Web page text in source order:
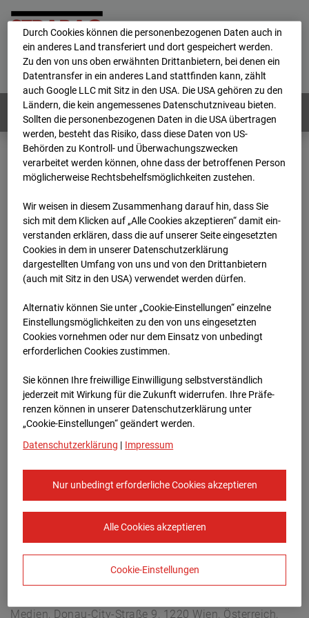
Home E-Mail Impressum
Login
Deutsch / English
Webcams: Alle Länder
Home
Niederlande
BC-153 - Strabag - BV-Amsterdam
Archiv
2026
04 23 12:00
BC-153 - Strabag - BV-
Amsterdam
Hettenheuvelweg 16, 1101 BN Amsterdam
Zur Übersicht
Europe/Amsterdam
Medien, Donau-City-Straße 9, 1220 Wien, Österreich,
Durch Cookies können die personenbezogenen Daten auch in
ein anderes Land transferiert und dort gespeichert werden.
Zu den von uns oben erwähnten Drittanbietern, bei denen ein
Datentransfer in ein anderes Land stattfinden kann, zählt
auch Google LLC mit Sitz in den USA. Die USA gehören zu den
Ländern, die kein angemessenes Datenschutzniveau bieten.
Sollten die personenbezogenen Daten in die USA übertragen
werden, besteht das Risiko, dass diese Daten von US-
Behörden zu Kontroll- und Überwachungszwecken
verarbeitet werden können, ohne dass der betroffenen Person
möglicherweise Rechtsbehelfsmöglichkeiten zustehen.
Wir weisen in diesem Zusammenhang darauf hin, dass Sie
sich mit dem Klicken auf „Alle Cookies akzeptieren“ damit ein­
ver­standen erklären, dass die auf unserer Seite eingesetzten
Cookies in dem in unserer Datenschutzerklärung
dargestellten Umfang von uns und von den Drittanbietern
(auch mit Sitz in den USA) verwendet werden dürfen.
Alternativ können Sie unter „Cookie-Einstellungen“ einzelne
Einstellungsmöglichkeiten zu den von uns eingesetzten
Cookies vornehmen oder nur dem Einsatz von unbedingt
erforderlichen Cookies zustimmen.
Sie können Ihre freiwillige Einwilligung selbstverständlich
jederzeit mit Wirkung für die Zukunft widerrufen. Ihre Prä­fe­
renzen können in unserer Datenschutzerklärung unter
„Cookie-Einstellungen“ geändert werden.
Datenschutzerklärung | Impressum
Nur unbedingt erforderliche Cookies akzeptieren
Alle Cookies akzeptieren
Cookie-Einstellungen